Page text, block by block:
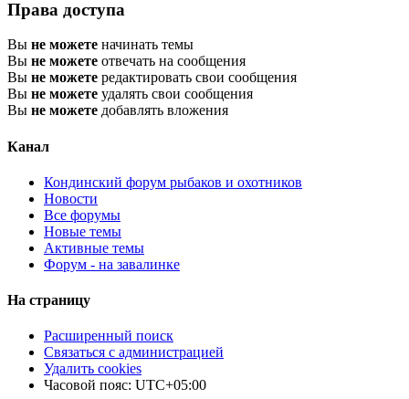
Права доступа
Вы не можете начинать темы
Вы не можете отвечать на сообщения
Вы не можете редактировать свои сообщения
Вы не можете удалять свои сообщения
Вы не можете добавлять вложения
Канал
Кондинский форум рыбаков и охотников
Новости
Все форумы
Новые темы
Активные темы
Форум - на завалинке
На страницу
Расширенный поиск
Связаться с администрацией
Удалить cookies
Часовой пояс: UTC+05:00